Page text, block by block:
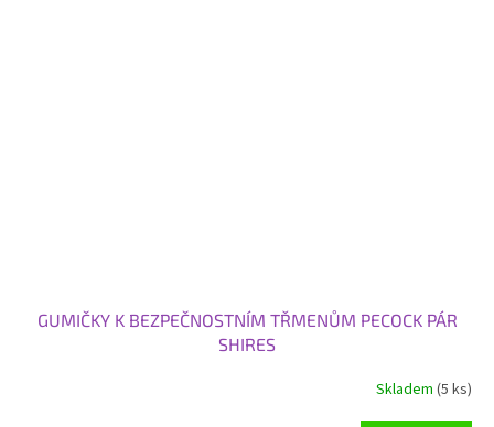
GUMIČKY K BEZPEČNOSTNÍM TŘMENŮM PECOCK PÁR
SHIRES
Skladem (5 ks)